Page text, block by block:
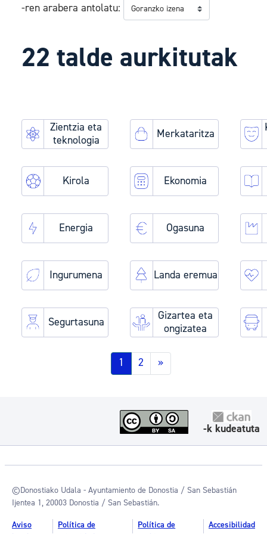
-ren arabera antolatu
22 talde aurkitutak
Zientzia eta
teknologia
Merkataritza
Kirola Ekonomia
Energia Ogasuna
Ingurumena Landa eremua
Segurtasuna
Gizartea eta
ongizatea
1 2 »
-k kudeatuta
©Donostiako Udala - Ayuntamiento de Donostia / San Sebastián
Ijentea 1, 20003 Donostia / San Sebastián.
Aviso
Política de
Política de
Accesibilidad